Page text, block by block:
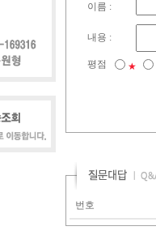
이름 :
내용 :
평점 ★
번호